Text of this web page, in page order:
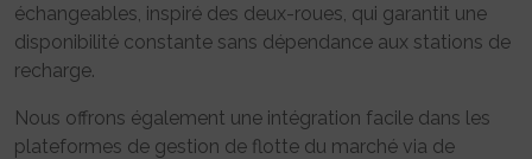
échangeables, inspiré des deux-roues, qui garantit une
disponibilité constante sans dépendance aux stations de
recharge.
Nous offrons également une intégration facile dans les
plateformes de gestion de flotte du marché via de